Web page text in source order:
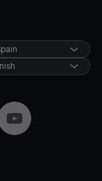
YouTube